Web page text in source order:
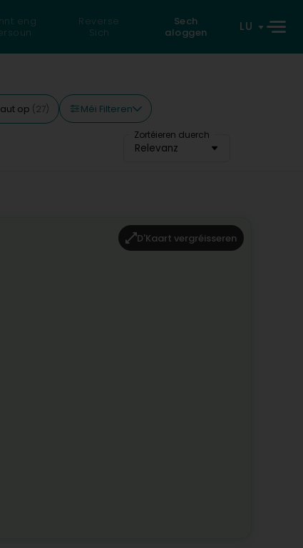
eng
Reverse
Sich
Sech
aloggen
LU
op (27) Méi Filteren
Zortéieren duerch
Relevanz
D'Kaart vergréisseren